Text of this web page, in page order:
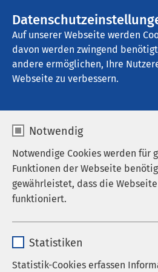
Auf unserer Webseite werden
davon werden zwingend
andere ermöglichen, Ihre
Webseite zu verbessern.
Notwendig
Notwendige Cookies werden für
Funktionen der Webseite
gewährleistet, dass die
funktioniert.
Anbieter sgalinski
Statistiken
Statistik-Cookies erfassen
AMEOS Klinikum Schönebeck
Pressemitteilungen AMEOS
09.06.2026 AMEOS Klinikum
Herzwochen:
Schönebeck